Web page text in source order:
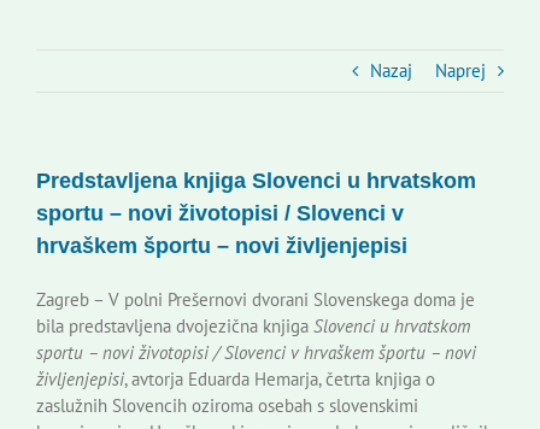
Kontakti
Novi odmev – naše glasilo
Založništvo
Nazaj Naprej
Predstavljena knjiga Slovenci u hrvatskom
sportu – novi životopisi / Slovenci v
hrvaškem športu – novi življenjepisi
Zagreb – V polni Prešernovi dvorani Slovenskega doma je
bila predstavljena dvojezična knjiga Slovenci u hrvatskom
sportu – novi životopisi / Slovenci v hrvaškem športu – novi
življenjepisi, avtorja Eduarda Hemarja, četrta knjiga o
zaslužnih Slovencih oziroma osebah s slovenskimi